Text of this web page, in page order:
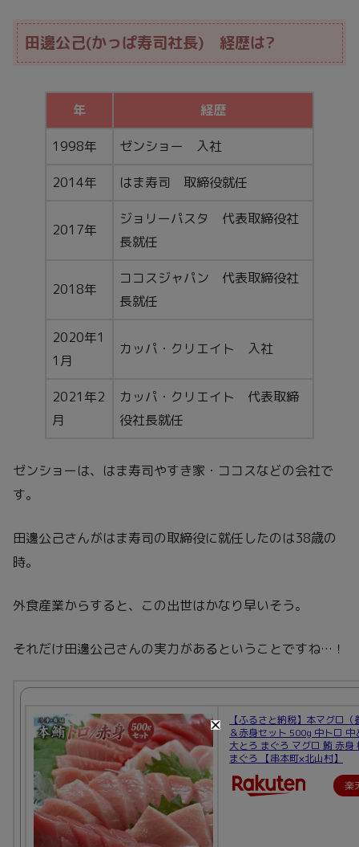
田邊公己(かっぱ寿司社長) 経歴は?
年 経歴
1998年 ゼンショー 入社
2014年 はま寿司 取締役就任
2017年
ジョリーパスタ 代表取締役社
長就任
2018年
ココスジャパン 代表取締役社
長就任
2020年1
1月
カッパ・クリエイト 入社
2021年2
月
カッパ・クリエイト 代表取締
役社長就任
ゼンショーは、はま寿司やすき家・ココスなどの会社で
す。
田邊公己さんがはま寿司の取締役に就任したのは38歳の
時。
外食産業からすると、この出世はかなり早いそう。
それだけ田邊公己さんの実力があるということですね…！
【ふるさと納税】本マグロ
＆赤身セット 500g 中トロ 中
大とろ まぐろ マグロ 鮪 赤身
まぐろ 【串本町×北山村】
楽